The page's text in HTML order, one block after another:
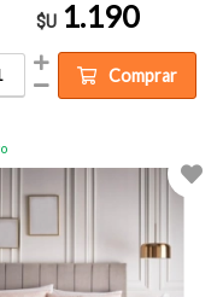
$U 1.190
Comprar